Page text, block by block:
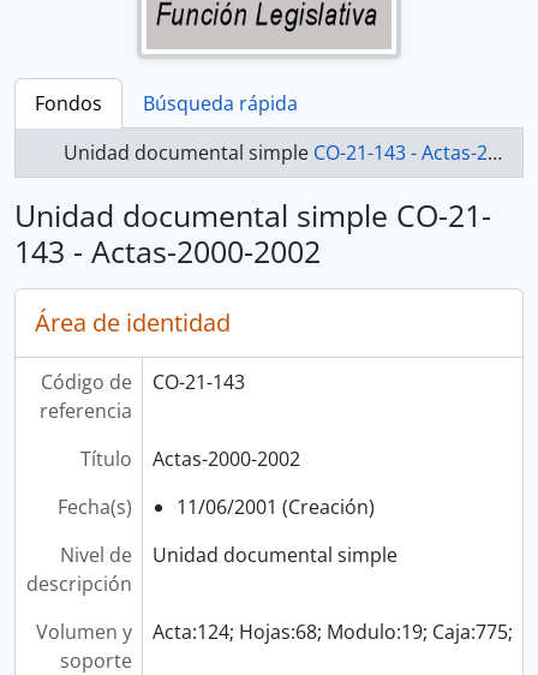
Fondos
Búsqueda rápida
Unidad documental simple CO-21-143 - Actas-2000-2002
Unidad documental simple CO-21-
143 - Actas-2000-2002
Área de identidad
Código de
referencia
CO-21-143
Título
Actas-2000-2002
Fecha(s)
11/06/2001 (Creación)
Nivel de
descripción
Unidad documental simple
Volumen y
soporte
Acta:124; Hojas:68; Modulo:19; Caja:775;